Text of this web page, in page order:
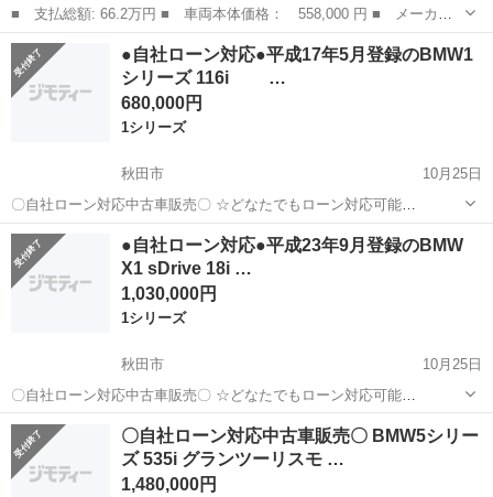
■ 支払総額: 66.2万円 ■ 車両本体価格： 558,000 円 ■ メーカー
名： ＢＭＷ ■ 車種名： ５シリーズ ■ グレード名： ５２３
ｉ 車検整備付き ナビ バックカメラ ＴＶ Ｂｌｕｅｔｏｏｔ
ｈ 電動パーキン...
宮城 5シリーズ
●自社ローン対応●平成17年5月登録のBMW1
シリーズ 116i …
680,000円
1シリーズ
秋田市
10月25日
〇自社ローン対応中古車販売〇 ☆どなたでもローン対応可能
☆ １、勤続年数の短い方や自営業の方 ２、パートを
される主婦の方や派遣社員の方 ３、自己破産等をされた方やローンが
組めない方 ４、他社様で...
秋田 1シリーズ 車両
●自社ローン対応●平成23年9月登録のBMW
X1 sDrive 18i …
1,030,000円
1シリーズ
秋田市
10月25日
〇自社ローン対応中古車販売〇 ☆どなたでもローン対応可能
☆ １、勤続年数の短い方や自営業の方 ２、パートを
される主婦の方や派遣社員の方 ３、自己破産等をされた方やロ...
秋田 1シリーズ 車両
〇自社ローン対応中古車販売〇 BMW5シリー
ズ 535i グランツーリスモ …
1,480,000円